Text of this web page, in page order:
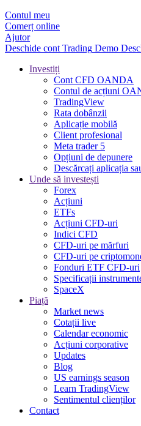
Contul meu
Comerț online
Ajutor
Deschide cont Trading Demo
Investiți
Cont CFD OANDA
Contul de acțiuni
TradingView
Rata dobânzii
Aplicație mobilă
Client profesional
Meta trader 5
Opțiuni de depunere
Descărcați aplicația
Unde să investești
Forex
Acțiuni
ETFs
Acțiuni CFD-uri
Indici CFD
CFD-uri pe mărfuri
CFD-uri pe
Fonduri ETF CFD-uri
Specificații
SpaceX
Piață
Market news
Cotații live
Calendar economic
Acțiuni corporative
Updates
Blog
US earnings season
Learn TradingView
Sentimentul clienților
Contact